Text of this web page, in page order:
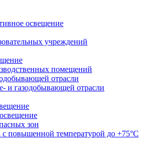
освещение
учреждений
помещений
отрасли
и газодобывающей отрасли
зон
повышенной температурой до +75°C